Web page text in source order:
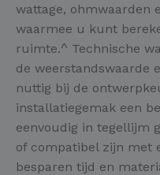
wattage, ohmwaarden
waarmee u kunt
ruimte.^ Technische
de weerstandswaarde
nuttig bij de
installatiegemak een
eenvoudig in tegellijm
of compatibel zijn met
besparen tijd en